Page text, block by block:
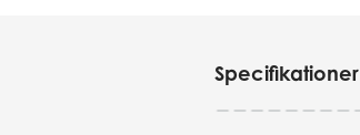
Specifikationer